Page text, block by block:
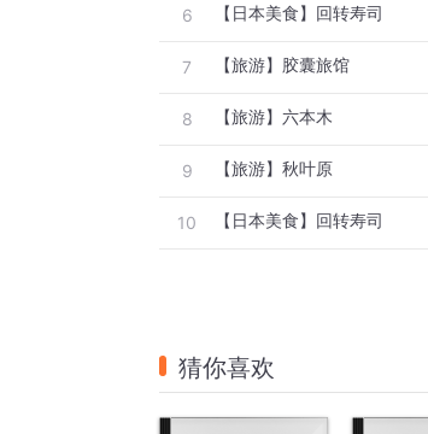
6 【日本美食】回转寿司
7 【旅游】胶囊旅馆
8 【旅游】六本木
9 【旅游】秋叶原
10 【日本美食】回转寿司
猜你喜欢